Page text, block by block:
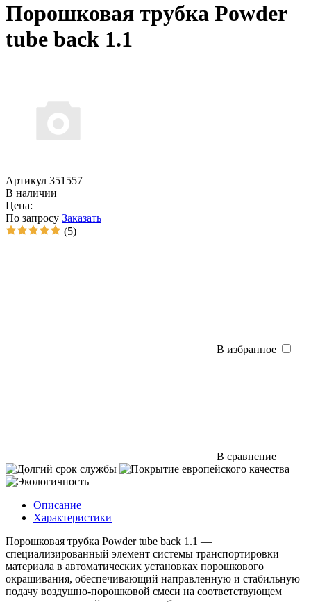
Порошковая трубка Powder
tube back 1.1
Артикул 351557
В наличии
Цена:
По запросу Заказать
(5)
В избранное
В сравнение
Описание
Характеристики
Порошковая трубка Powder tube back 1.1 —
специализированный элемент системы транспортировки
материала в автоматических установках порошкового
окрашивания, обеспечивающий направленную и стабильную
подачу воздушно-порошковой смеси на соответствующем